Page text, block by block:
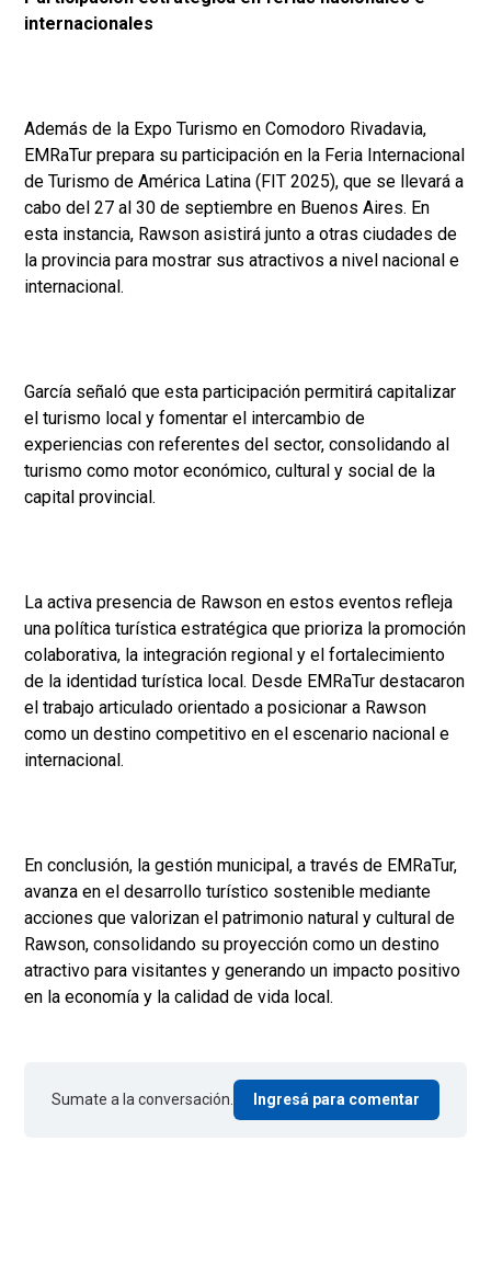
internacionales
Además de la Expo Turismo en Comodoro Rivadavia,
EMRaTur prepara su participación en la Feria Internacional
de Turismo de América Latina (FIT 2025), que se llevará a
cabo del 27 al 30 de septiembre en Buenos Aires. En
esta instancia, Rawson asistirá junto a otras ciudades de
la provincia para mostrar sus atractivos a nivel nacional e
internacional.
García señaló que esta participación permitirá capitalizar
el turismo local y fomentar el intercambio de
experiencias con referentes del sector, consolidando al
turismo como motor económico, cultural y social de la
capital provincial.
La activa presencia de Rawson en estos eventos refleja
una política turística estratégica que prioriza la promoción
colaborativa, la integración regional y el fortalecimiento
de la identidad turística local. Desde EMRaTur destacaron
el trabajo articulado orientado a posicionar a Rawson
como un destino competitivo en el escenario nacional e
internacional.
En conclusión, la gestión municipal, a través de EMRaTur,
avanza en el desarrollo turístico sostenible mediante
acciones que valorizan el patrimonio natural y cultural de
Rawson, consolidando su proyección como un destino
atractivo para visitantes y generando un impacto positivo
en la economía y la calidad de vida local.
Sumate a la conversación. Ingresá para comentar